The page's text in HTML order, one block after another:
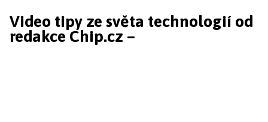
Video tipy ze světa technologií od
redakce Chip.cz –